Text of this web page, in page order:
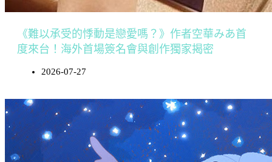
《難以承受的悸動是戀愛嗎？》作者空華みあ首
度來台！海外首場簽名會與創作獨家揭密
2026-07-27